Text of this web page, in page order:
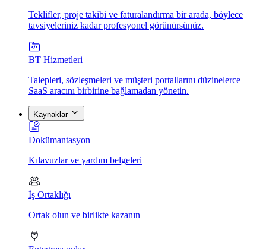
Teklifler, proje takibi ve faturalandırma bir arada, böylece
tavsiyeleriniz kadar profesyonel görünürsünüz.
BT Hizmetleri
Talepleri, sözleşmeleri ve müşteri portallarını düzinelerce
SaaS aracını birbirine bağlamadan yönetin.
Kaynaklar
Dokümantasyon
Kılavuzlar ve yardım belgeleri
İş Ortaklığı
Ortak olun ve birlikte kazanın